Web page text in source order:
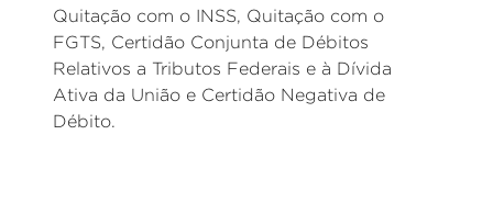
Quitação com o INSS, Quitação com o
FGTS, Certidão Conjunta de Débitos
Relativos a Tributos Federais e à Dívida
Ativa da União e Certidão Negativa de
Débito.